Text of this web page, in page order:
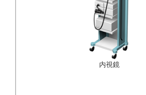
内視鏡